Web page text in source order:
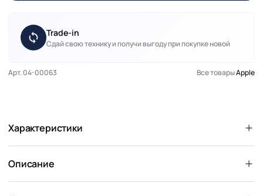
Trade-in
Сдай свою технику и получи выгоду при покупке новой
Арт. 04-00063 Все товарыApple
Характеристики
Описание